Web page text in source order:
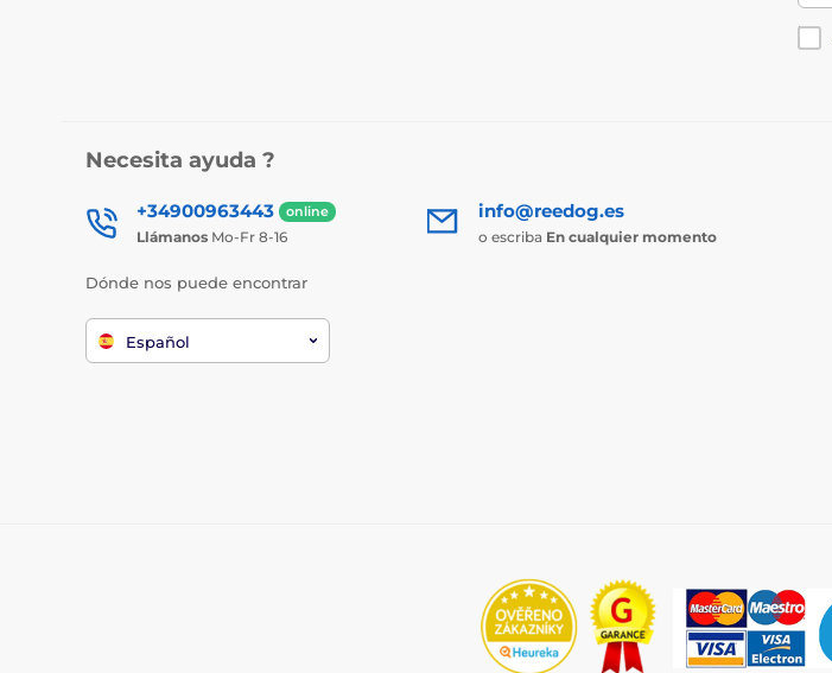
Necesita ayuda ?
+34900963443 online
Llámanos Mo-Fr 8-16
info@reedog.es
o escriba En cualquier momento
Dónde nos puede encontrar
Español